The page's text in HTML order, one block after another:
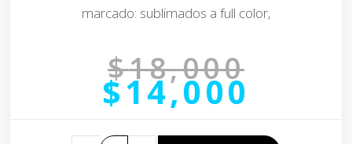
marcado: sublimados a full color,
$18,000
$14,000